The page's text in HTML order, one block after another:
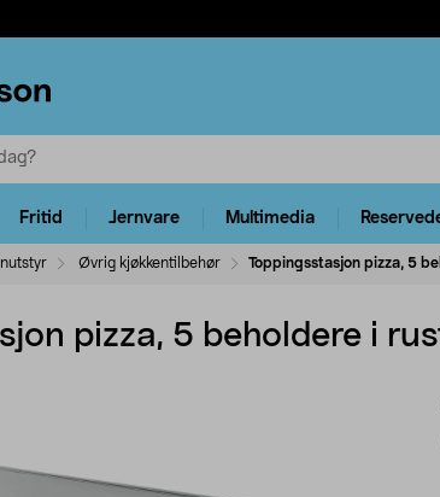
Fritid Jernvare Multimedia
Øvrig kjøkkentilbehør Toppingsstasjon pizza, 5
pizza, 5 beholdere i